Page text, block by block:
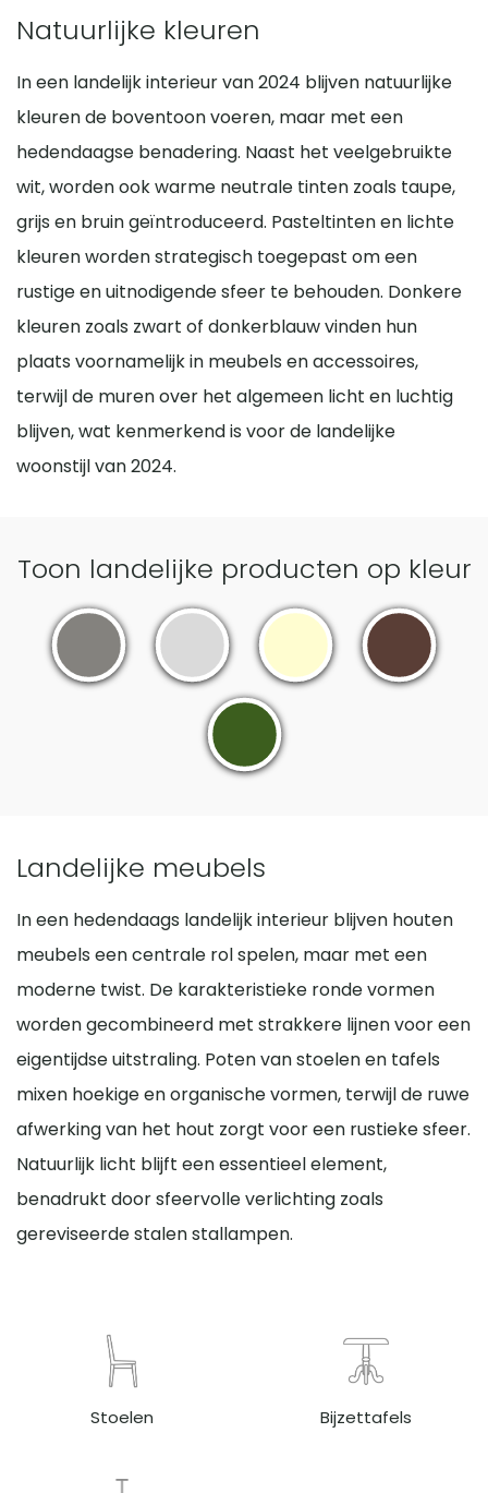
Natuurlijke kleuren
In een landelijk interieur van 2024 blijven natuurlijke
kleuren de boventoon voeren, maar met een
hedendaagse benadering. Naast het veelgebruikte
wit, worden ook warme neutrale tinten zoals taupe,
grijs en bruin geïntroduceerd. Pasteltinten en lichte
kleuren worden strategisch toegepast om een
rustige en uitnodigende sfeer te behouden. Donkere
kleuren zoals zwart of donkerblauw vinden hun
plaats voornamelijk in meubels en accessoires,
terwijl de muren over het algemeen licht en luchtig
blijven, wat kenmerkend is voor de landelijke
woonstijl van 2024.
Toon landelijke producten op kleur
Landelijke meubels
In een hedendaags landelijk interieur blijven houten
meubels een centrale rol spelen, maar met een
moderne twist. De karakteristieke ronde vormen
worden gecombineerd met strakkere lijnen voor een
eigentijdse uitstraling. Poten van stoelen en tafels
mixen hoekige en organische vormen, terwijl de ruwe
afwerking van het hout zorgt voor een rustieke sfeer.
Natuurlijk licht blijft een essentieel element,
benadrukt door sfeervolle verlichting zoals
gereviseerde stalen stallampen.
Stoelen Bijzettafels